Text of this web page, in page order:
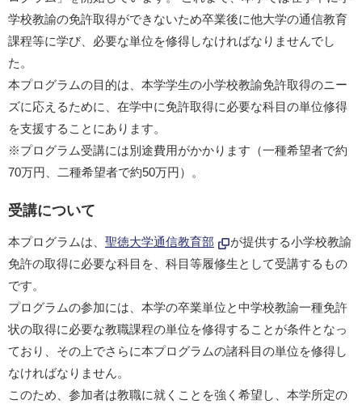
学校教諭の免許取得ができないため卒業後に他大学の通信教育
課程等に学び、必要な単位を修得しなければなりませんでし
た。
本プログラムの目的は、本学学生の小学校教諭免許取得のニー
ズに応えるために、在学中に免許取得に必要な科目の単位修得
を支援することにあります。
※プログラム受講には別途費用がかかります（一種希望者で約
70万円、二種希望者で約50万円）。
受講について
本プログラムは、 聖徳大学通信教育部
が提供する小学校教諭
免許の取得に必要な科目を、科目等履修生として受講するもの
です。
プログラムの参加には、本学の卒業単位と中学校教諭一種免許
状の取得に必要な教職課程の単位を修得することが条件となっ
ており、その上でさらに本プログラムの諸科目の単位を修得し
なければなりません。
このため、参加者は教職に就くことを強く希望し、本学所定の